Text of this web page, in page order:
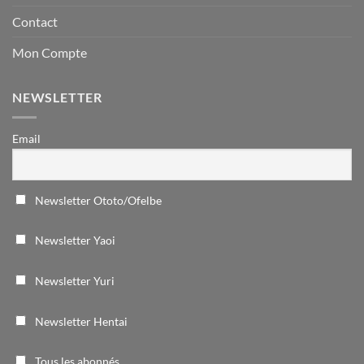
Contact
Mon Compte
NEWSLETTER
Email
Newsletter Ototo/Ofelbe
Newsletter Yaoi
Newsletter Yuri
Newsletter Hentai